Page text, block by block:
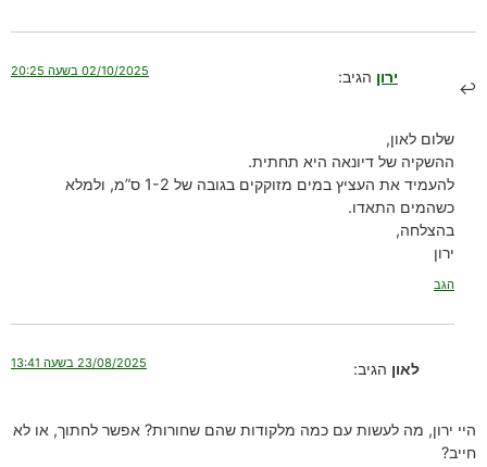
ירון הגיב: 02/10/2025 בשעה 20:25
שלום לאון,
ההשקיה של דיונאה היא תחתית.
להעמיד את העציץ במים מזוקקים בגובה של 1-2 ס”מ, ולמלא
כשהמים התאדו.
בהצלחה,
ירון
הגב
לאון הגיב: 23/08/2025 בשעה 13:41
היי ירון, מה לעשות עם כמה מלקודות שהם שחורות? אפשר לחתוך, או לא
חייב?